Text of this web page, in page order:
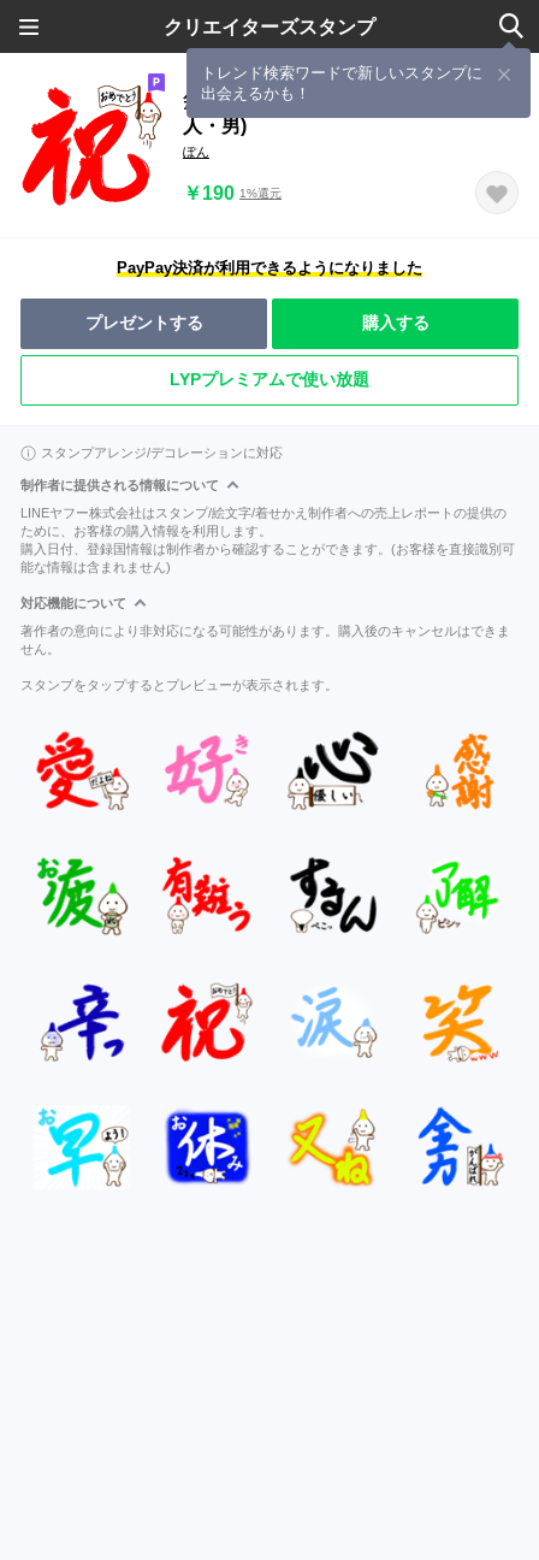
クリエイターズスタンプ
トレンド検索ワードで新しいスタンプに
出会えるかも！
筆ぽんの気持ち(習字・カラフル・大
人・男)
ぽん
￥190 1%還元
PayPay決済が利用できるようになりました
プレゼントする 購入する
LYPプレミアムで使い放題
スタンプアレンジ/デコレーションに対応
制作者に提供される情報について
LINEヤフー株式会社はスタンプ/絵文字/着せかえ制作者への売上レポートの提供の
ために、お客様の購入情報を利用します。
購入日付、登録国情報は制作者から確認することができます。(お客様を直接識別可
能な情報は含まれません)
対応機能について
著作者の意向により非対応になる可能性があります。購入後のキャンセルはできま
せん。
スタンプをタップするとプレビューが表示されます。